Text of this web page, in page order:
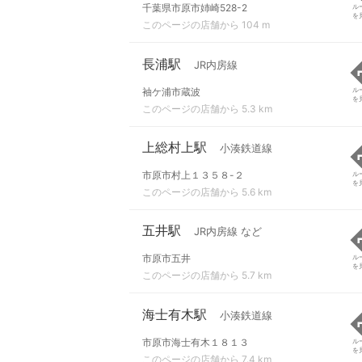
千葉県市原市姉崎528-2
このページの店舗から 104 m
ル
を
長浦駅 JR内房線
袖ケ浦市蔵波
このページの店舗から 5.3 km
ル
を
上総村上駅 小湊鉄道線
市原市村上１３５８-２
このページの店舗から 5.6 km
ル
を
五井駅 JR内房線 など
市原市五井
このページの店舗から 5.7 km
ル
を
海士有木駅 小湊鉄道線
市原市海士有木１８１３
このページの店舗から 7.4 km
ル
を